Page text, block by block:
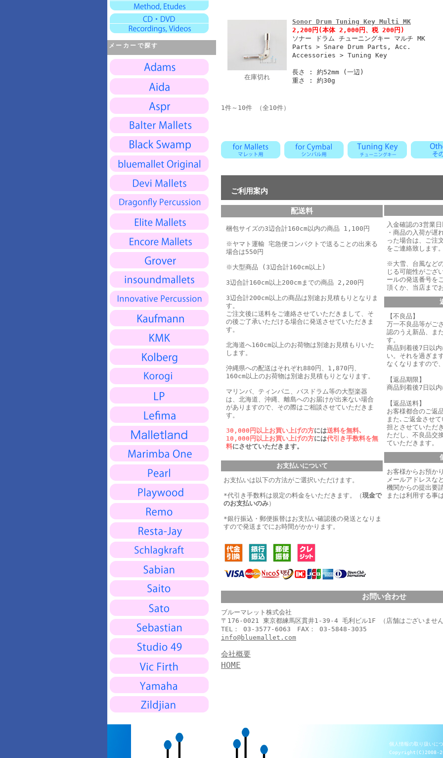
メーカーで探す
在庫切れ
Sonor Drum Tuning Key Multi MK
2,200円 (本体 2,000円、税 200円)
ソナー ドラム チューニングキー マルチ MK
Parts > Snare Drum Parts, Acc.
Accessories > Tuning Key
長さ : 約52mm (一辺)
重さ : 約30g
1件～10件 （全10件）
ご利用案内
配送料
梱包サイズの3辺合計160cm以内の商品 1,100円
※ヤマト運輸 宅急便コンパクトで送ることの出来る
場合は550円
※大型商品 (3辺合計160cm以上)
3辺合計160cm以上200cmまでの商品 2,200円
3辺合計200cm以上の商品は別途お見積もりとなりま
す。
ご注文後に送料をご連絡させていただきまして、そ
の後ご了承いただける場合に発送させていただきま
す。
北海道へ160cm以上のお荷物は別途お見積もりいた
します。
沖縄県への配送はそれぞれ880円、1,870円、
160cm以上のお荷物は別途お見積もりとなります。
マリンバ、ティンパニ、バスドラム等の大型楽器
は、北海道、沖縄、離島へのお届けが出来ない場合
がありますので、その際はご相談させていただきま
す。
30,000円以上お買い上げの方には送料を無料､
10,000円以上お買い上げの方には代引き手数料を無
料にさせていただきます。
お支払いについて
お支払いは以下の方法がご選択いただけます。
*代引き手数料は規定の料金をいただきます。 （現金で
のお支払いのみ）
*銀行振込・郵便振替はお支払い確認後の発送となりま
すので発送までにお時間がかかります。
入金確認の3営業
・商品の入荷が遅
った場合は、 ご注
をご連絡致します
※大雪、台風など
じる可能性がござ
ールの発送番号を
頂くか、当店まで
【不良品】
万一不良品等がご
認のうえ新品、ま
す。
商品到着後7日以
い。それを過ぎま
なくなりますので
【返品期限】
商品到着後7日以
【返品送料】
お客様都合のご返
また､ご返金させ
担とさせていただ
ただし、不良品交
ていただきます。
お客様からお預か
メールアドレスな
機関からの提出要
または利用する事
お問い合わせ
ブルーマレット株式会社
〒176-0021 東京都練馬区貫井1-39-4 毛利ビル1F （店舗はございませ
TEL： 03-3577-6063 FAX： 03-5848-3035
info@bluemallet.com
会社概要
HOME
個人情報の取り扱いに